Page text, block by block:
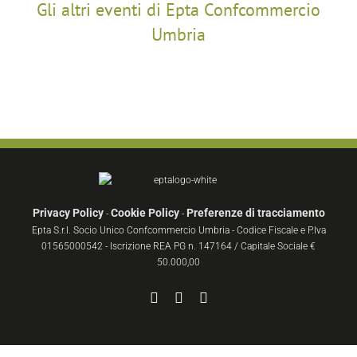
Gli altri eventi di Epta Confcommercio
Umbria
Privacy Policy- Cookie Policy- Preferenze di tracciamento
Epta S.r.l. Socio Unico Confcommercio Umbria - Codice Fiscale e P.Iva
01565000542 - Iscrizione REA PG n. 147164 / Capitale Sociale €
50.000,00
FacebookYouTube